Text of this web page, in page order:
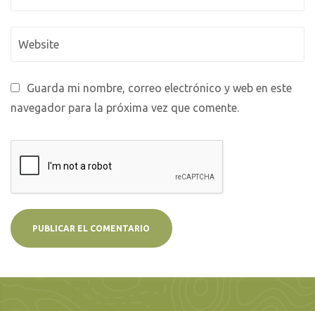
Guarda mi nombre, correo electrónico y web en este
navegador para la próxima vez que comente.